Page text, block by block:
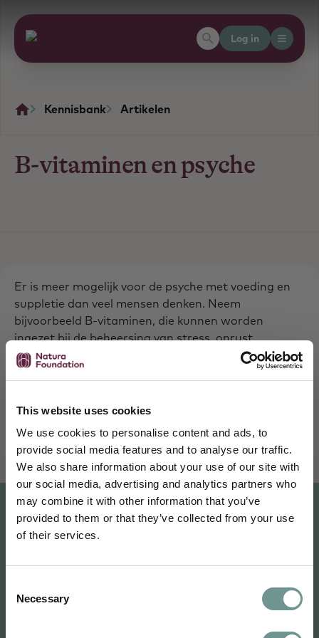
This website uses cookies
We use cookies to personalise content and ads, to
provide social media features and to analyse our traffic.
We also share information about your use of our site with
our social media, advertising and analytics partners who
may combine it with other information that you’ve
provided to them or that they’ve collected from your use
of their services.
Selection
Necessary
Log in
Kennisbank Artikelen
B-vitaminen en psyche
Er is meer mogelijk voor de psyche met voeding en
suppletie dan veel mensen denken. Neem
bijvoorbeeld B-vitaminen, die kunnen worden
ingezet bij de beheersing van stress, onrust,
geïrriteerdheid, nervositeit, slapeloosheid of
depressie. U leest er meer over in onze monografie.
Lees meer
Ons Team NF helpt je graag. Mail of bel ons
over educatie van Natura Foundation. Voor
Schrijf je in en blijf je verdiepen
Je ontvangt maandelijks wetenschappelijke
nascholingen, en kennisartikelen vertaald
naar jouw dagelijkse praktijk.